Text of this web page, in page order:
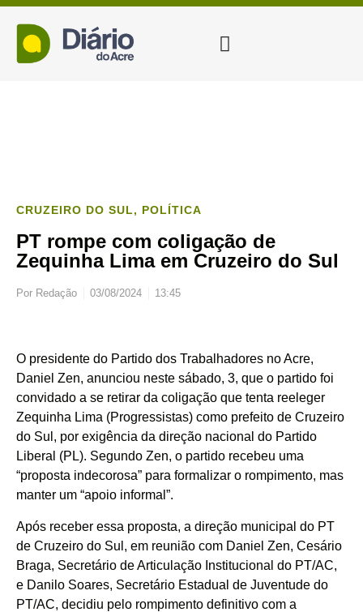
CRUZEIRO DO SUL, POLÍTICA
PT rompe com coligação de
Zequinha Lima em Cruzeiro do Sul
Por Redação 03/08/2024 13:45
O presidente do Partido dos Trabalhadores no Acre,
Daniel Zen, anunciou neste sábado, 3, que o partido foi
convidado a se retirar da coligação que tenta reeleger
Zequinha Lima (Progressistas) como prefeito de Cruzeiro
do Sul, por exigência da direção nacional do Partido
Liberal (PL). Segundo Zen, o partido recebeu uma
“proposta indecorosa” para formalizar o rompimento, mas
manter um “apoio informal”.
Após receber essa proposta, a direção municipal do PT
de Cruzeiro do Sul, em reunião com Daniel Zen, Cesário
Braga, Secretário de Articulação Institucional do PT/AC,
e Danilo Soares, Secretário Estadual de Juventude do
PT/AC, decidiu pelo rompimento definitivo com a